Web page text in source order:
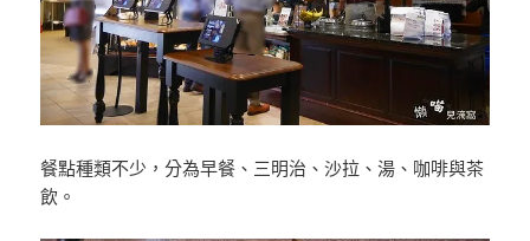
餐點種類不少，分為早餐、三明治、沙拉、湯、咖啡與茶
飲。